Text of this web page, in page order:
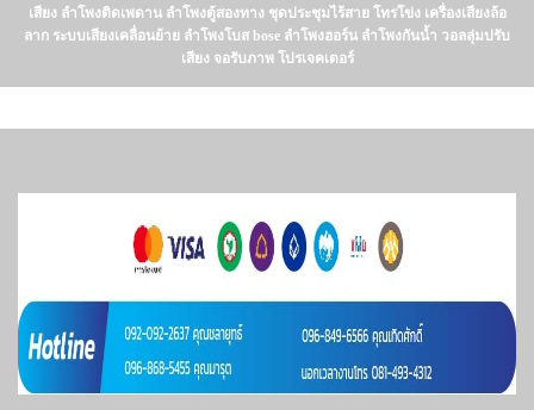
เสียง ลำโพงติดเพดาน ลำโพงตู้สองทาง ชุดประชุมไร้สาย โทรโข่ง เครื่องเสียงล้อ
ลาก ระบบเสียงเคลื่อนย้าย ลำโพงโบส bose ลำโพงฮอร์น ลำโพงกันน้ำ วอลลุ่มปรับ
เสียง จอรับภาพ โปรเจคเตอร์